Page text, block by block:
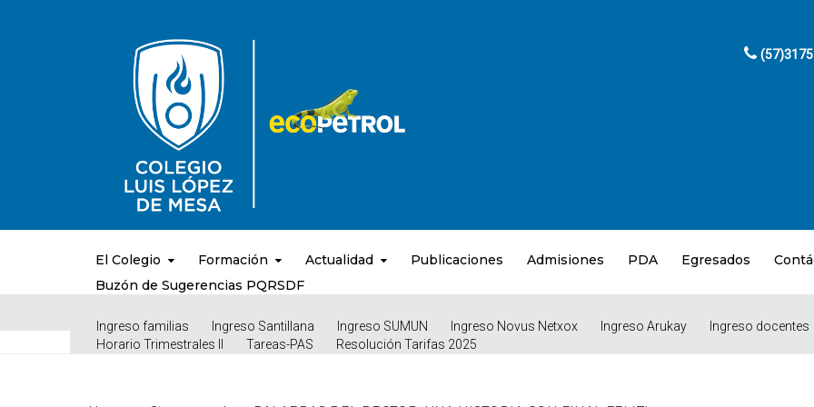
El Colegio Formación Actualidad Publicaciones Admisiones PDA Egresados
Buzón de Sugerencias PQRSDF
Ingreso familias Ingreso Santillana Ingreso SUMUN Ingreso Novus Netxox Ingreso Arukay Ingreso docentes
Horario Trimestrales II
Tareas-PAS Resolución Tarifas 2025